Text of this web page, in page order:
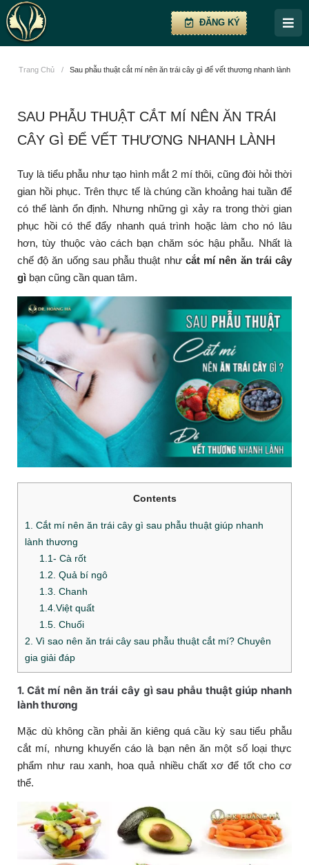
ĐĂNG KÝ
Trang Chủ / Sau phẫu thuật cắt mí nên ăn trái cây gì để vết thương nhanh lành
SAU PHẪU THUẬT CẮT MÍ NÊN ĂN TRÁI
CÂY GÌ ĐỂ VẾT THƯƠNG NHANH LÀNH
Tuy là tiểu phẫu như tạo hình mắt 2 mí thôi, cũng đòi hỏi thời
gian hồi phục. Trên thực tế là chúng cần khoảng hai tuần để
có thể lành ổn định. Nhưng những gì xảy ra trong thời gian
phục hồi có thể đẩy nhanh quá trình hoặc làm cho nó lâu
hơn, tùy thuộc vào cách bạn chăm sóc hậu phẫu. Nhất là
chế độ ăn uống sau phẫu thuật như cắt mí nên ăn trái cây
gì bạn cũng cần quan tâm.
Contents
1. Cắt mí nên ăn trái cây gì sau phẫu thuật giúp nhanh
lành thương
1.1- Cà rốt
1.2. Quả bí ngô
1.3. Chanh
1.4.Việt quất
1.5. Chuối
2. Vì sao nên ăn trái cây sau phẫu thuật cắt mí? Chuyên
gia giải đáp
1. Cắt mí nên ăn trái cây gì sau phẫu thuật giúp nhanh
lành thương
Mặc dù không cần phải ăn kiêng quá cầu kỳ sau tiểu phẫu
cắt mí, nhưng khuyến cáo là bạn nên ăn một số loại thực
phẩm như rau xanh, hoa quả nhiều chất xơ để tốt cho cơ
thể.